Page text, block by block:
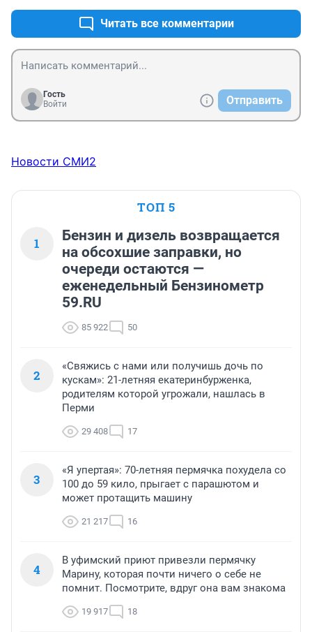
Читать все комментарии
Гость
Войти
Отправить
Новости СМИ2
ТОП 5
1
Бензин и дизель возвращается
на обсохшие заправки, но
очереди остаются —
еженедельный Бензинометр
59.RU
85 922 50
2
«Свяжись с нами или получишь дочь по
кускам»: 21-летняя екатеринбурженка,
родителям которой угрожали, нашлась в
Перми
29 408 17
3
«Я упертая»: 70-летняя пермячка похудела со
100 до 59 кило, прыгает с парашютом и
может протащить машину
21 217 16
4
В уфимский приют привезли пермячку
Марину, которая почти ничего о себе не
помнит. Посмотрите, вдруг она вам знакома
19 917 18